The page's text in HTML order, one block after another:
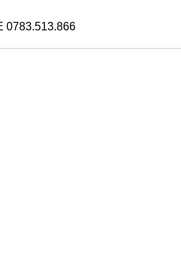
0783.513.866